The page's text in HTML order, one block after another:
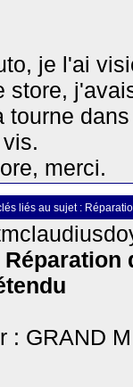
je l'ai
store,
tourne
merci.
liés au sujet :
Réparation
: GRAND